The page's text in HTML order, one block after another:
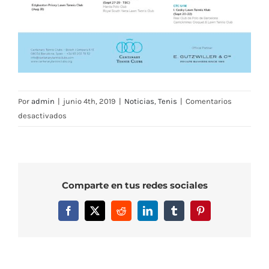
Por admin | junio 4th, 2019 | Noticias, Tenis | Comentarios
desactivados
–
Calendario
de
Comparte en tus redes sociales
Facebook
X RedditLinkedInTumblrPinterest